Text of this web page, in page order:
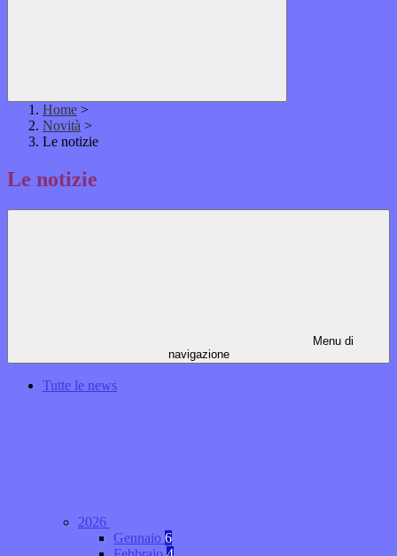
Home >
Novità >
Le notizie
Le notizie
Menu di
navigazione
Tutte le news
2026
Gennaio 6